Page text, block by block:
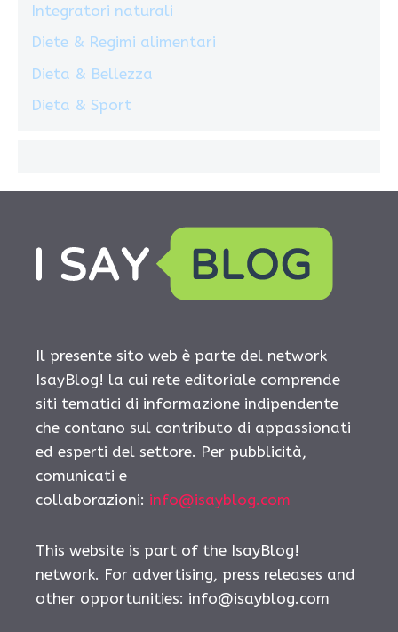
Integratori naturali
Diete & Regimi alimentari
Dieta & Bellezza
Dieta & Sport
Il presente sito web è parte del network
IsayBlog! la cui rete editoriale comprende
siti tematici di informazione indipendente
che contano sul contributo di appassionati
ed esperti del settore. Per pubblicità,
comunicati e
collaborazioni: info@isayblog.com
This website is part of the IsayBlog!
network. For advertising, press releases and
other opportunities: info@isayblog.com